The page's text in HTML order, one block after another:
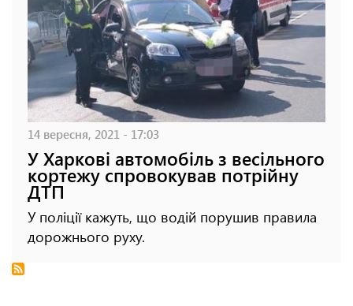
14 вересня, 2021 - 17:03
У Харкові автомобіль з весільного
кортежу спровокував потрійну
ДТП
У поліції кажуть, що водій порушив правила
дорожнього руху.